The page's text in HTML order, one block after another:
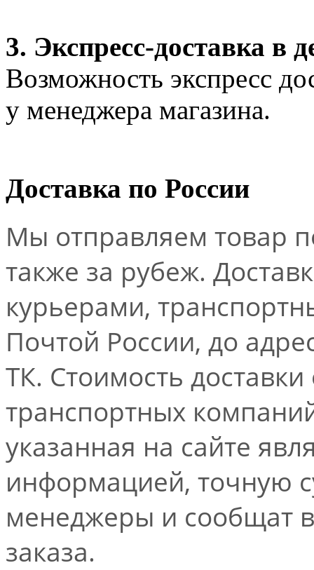
3. Экспресс-доставка в
Возможность экспресс
у менеджера магазина.
Доставка по России
Мы отправляем товар
также за рубеж.
курьерами,
Почтой России, до
ТК. Стоимость
транспортных
указанная на сайте
информацией, точную
менеджеры и сообщат
заказа.